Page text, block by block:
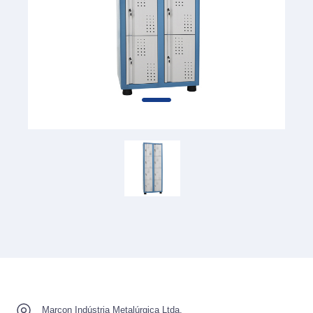
Marcon Indústria Metalúrgica Ltda.